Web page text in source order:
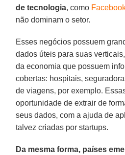
de tecnologia, como
não dominam o setor.
Esses negócios possuem
dados úteis para suas
da economia que possuem
cobertas: hospitais,
de viagens, por exemplo.
oportunidade de extrair de
seus dados, com a ajuda de
talvez criadas por startups.
Da mesma forma, países